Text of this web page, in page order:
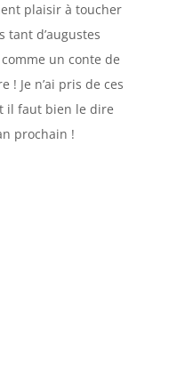
plaisir à toucher
tant d’augustes
un conte de
Je n’ai pris de ces
il faut bien le dire
prochain !